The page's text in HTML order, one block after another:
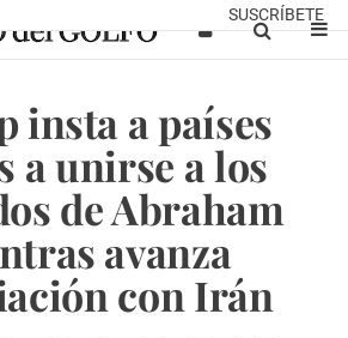
SUSCRÍBETE
insta a países
a unirse a los
de Abraham
avanza
con Irán